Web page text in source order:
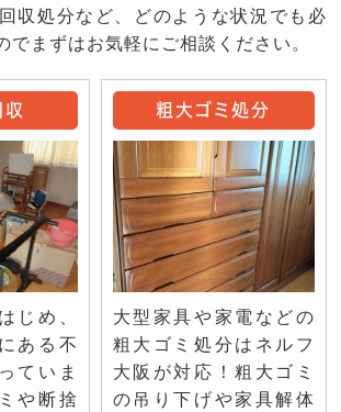
収処分など、どのような状況でも必
でまずはお気軽にご相談ください。
収
じめ、
ある不
ていま
や断捨
粗大ゴミ処分
大型家具や家電などの
粗大ゴミ処分はネルフ
大阪が対応！粗大ゴミ
の吊り下げや家具解体